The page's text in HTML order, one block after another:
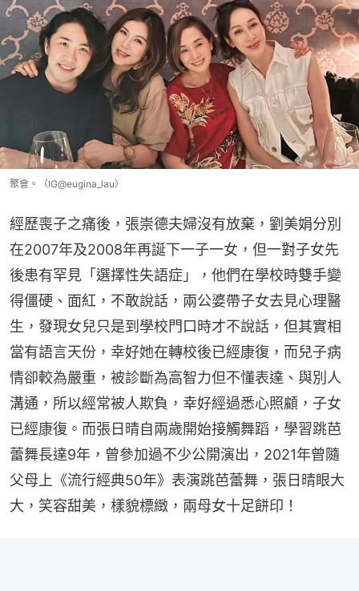
聚會。（IG@eugina_lau）
經歷喪子之痛後，張崇德夫婦沒有放棄，劉美娟分別
在2007年及2008年再誕下一子一女，但一對子女先
後患有罕見「選擇性失語症」，他們在學校時雙手變
得僵硬、面紅，不敢說話，兩公婆帶子女去見心理醫
生，發現女兒只是到學校門口時才不說話，但其實相
當有語言天份，幸好她在轉校後已經康復，而兒子病
情卻較為嚴重，被診斷為高智力但不懂表達、與別人
溝通，所以經常被人欺負，幸好經過悉心照顧，子女
已經康復。而張日晴自兩歲開始接觸舞蹈，學習跳芭
蕾舞長達9年，曾參加過不少公開演出，2021年曾隨
父母上《流行經典50年》表演跳芭蕾舞，張日晴眼大
大，笑容甜美，樣貌標緻，兩母女十足餅印！